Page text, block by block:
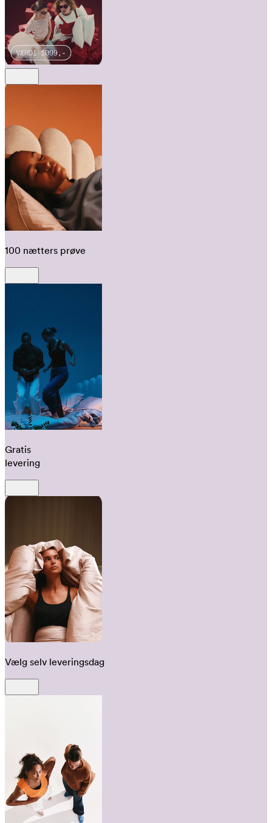
100 nætters prøve
Gratis
levering
Vælg selv leveringsdag